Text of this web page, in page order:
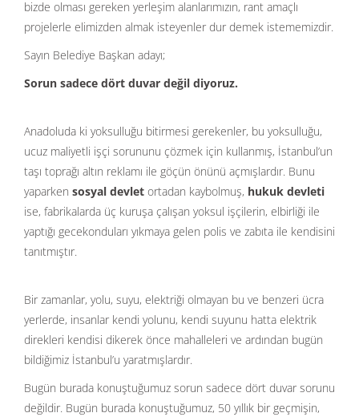
bizde olması gereken yerleşim alanlarımızın, rant amaçlı
projelerle elimizden almak isteyenler dur demek istememizdir.
Sayın Belediye Başkan adayı;
Sorun sadece dört duvar değil diyoruz.
Anadoluda ki yoksulluğu bitirmesi gerekenler, bu yoksulluğu,
ucuz maliyetli işçi sorununu çözmek için kullanmış, İstanbul’un
taşı toprağı altın reklamı ile göçün önünü açmışlardır. Bunu
yaparken sosyal devlet ortadan kaybolmuş, hukuk devleti
ise, fabrikalarda üç kuruşa çalışan yoksul işçilerin, elbirliği ile
yaptığı gecekonduları yıkmaya gelen polis ve zabıta ile kendisini
tanıtmıştır.
Bir zamanlar, yolu, suyu, elektriği olmayan bu ve benzeri ücra
yerlerde, insanlar kendi yolunu, kendi suyunu hatta elektrik
direkleri kendisi dikerek önce mahalleleri ve ardından bugün
bildiğimiz İstanbul’u yaratmışlardır.
Bugün burada konuştuğumuz sorun sadece dört duvar sorunu
değildir. Bugün burada konuştuğumuz, 50 yıllık bir geçmişin,